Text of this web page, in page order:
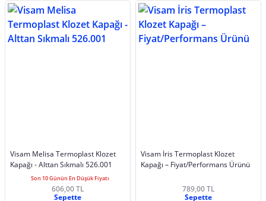
Visam Melisa Termoplast Klozet
Kapağı - Alttan Sıkmalı 526.001
Son 10 Günün En Düşük Fiyatı
606,00 TL
Sepette
Visam İris Termoplast Klozet
Kapağı – Fiyat/Performans Ürünü
789,00 TL
Sepette